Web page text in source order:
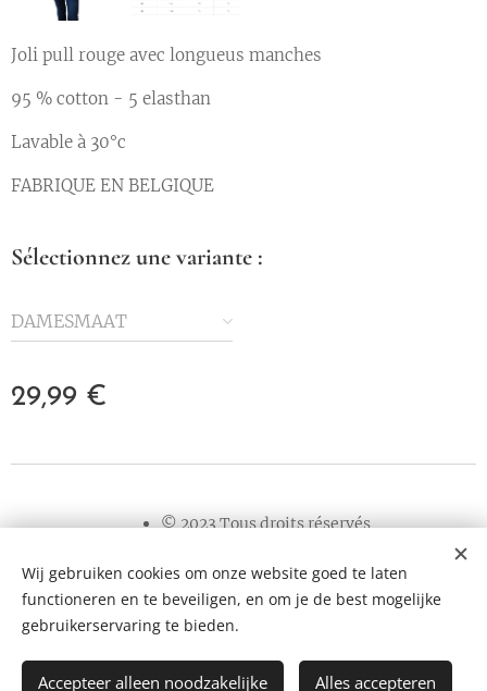
Joli pull rouge avec longueus manches
95 % cotton - 5 elasthan
Lavable à 30°c
FABRIQUE EN BELGIQUE
Sélectionnez une variante :
DAMESMAAT
29,99 €
© 2023 Tous droits réservés
Cookies
Langues
Wij gebruiken cookies om onze website goed te laten
functioneren en te beveiligen, en om je de best mogelijke
gebruikerservaring te bieden.
Accepteer alleen noodzakelijke Alles accepteren